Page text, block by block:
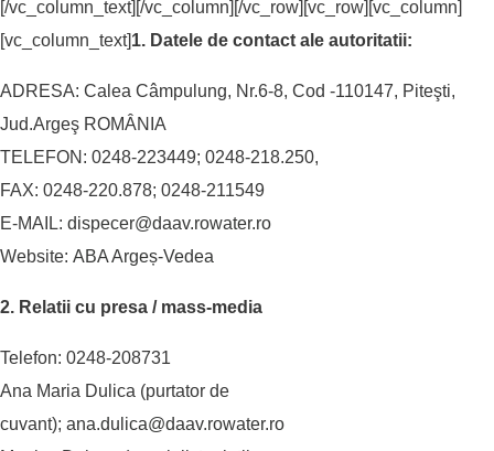
[/vc_column_text][/vc_column][/vc_row][vc_row][vc_column]
[vc_column_text]1. Datele de contact ale autoritatii:
ADRESA: Calea Câmpulung, Nr.6-8, Cod -110147, Piteşti,
Jud.Argeş ROMÂNIA
TELEFON: 0248-223449; 0248-218.250,
FAX: 0248-220.878; 0248-211549
E-MAIL: dispecer@daav.rowater.ro
Website: ABA Argeș-Vedea
2. Relatii cu presa / mass-media
Telefon: 0248-208731
Ana Maria Dulica (purtator de
cuvant); ana.dulica@daav.rowater.ro